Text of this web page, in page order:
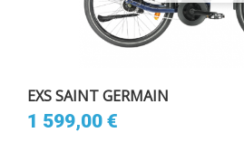
EXS SAINT GERMAIN
1 599,00 €